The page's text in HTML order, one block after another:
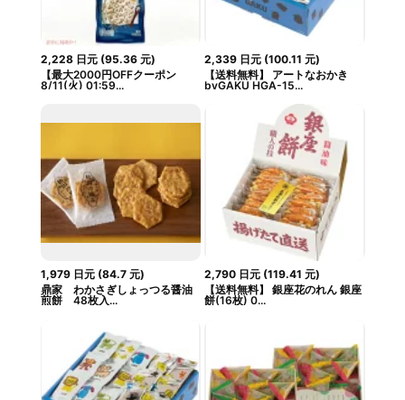
2,228 日元(95.36 元)
【最大2000円OFFクーポン
8/11(火) 01:59...
2,339 日元 (100.11 元)
【送料無料】 アートなおかき
byGAKU HGA-15...
1,979 日元(84.7 元)
鼎家 わかさぎしょっつる醤油
煎餅 48枚入...
2,790 日元 (119.41 元)
【送料無料】 銀座花のれん 銀座
餅(16枚) 0...